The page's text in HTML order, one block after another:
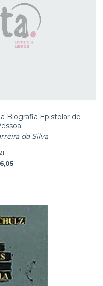
Biografia Epistolar de
da Silva